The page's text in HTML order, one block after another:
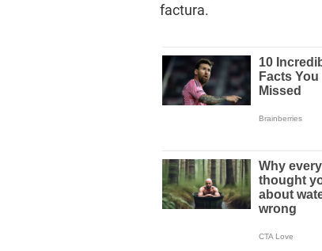
factura.